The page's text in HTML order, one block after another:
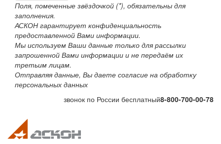
Поля, помеченные звёздочкой (*), обязательны для
заполнения.
АСКОН гарантирует конфиденциальность
предоставленной Вами информации.
Мы используем Ваши данные только для рассылки
запрошенной Вами информации и не передаём их
третьим лицам.
Отправляя данные, Вы даете согласие на обработку
персональных данных
звонок по России бесплатный8-800-700-00-78